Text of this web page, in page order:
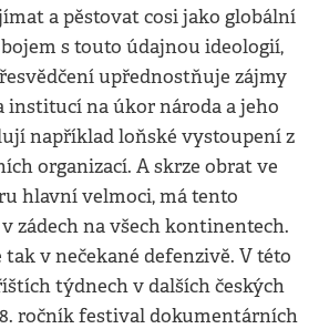
a pěstovat cosi jako globální
s touto údajnou ideologií,
upřednostňuje zájmy
institucí na úkor národa a jeho
například loňské vystoupení z
organizací. A skrze obrat ve
hlavní velmoci, má tento
zádech na všech kontinentech.
v nečekané defenzivě. V této
týdnech v dalších českých
ročník festival dokumentárních